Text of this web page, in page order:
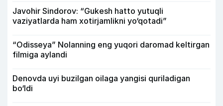
Javohir Sindorov: “Gukesh hatto yutuqli
vaziyatlarda ham xotirjamlikni yo‘qotadi”
“Odisseya” Nolanning eng yuqori daromad keltirgan
filmiga aylandi
Denovda uyi buzilgan oilaga yangisi quriladigan
bo‘ldi